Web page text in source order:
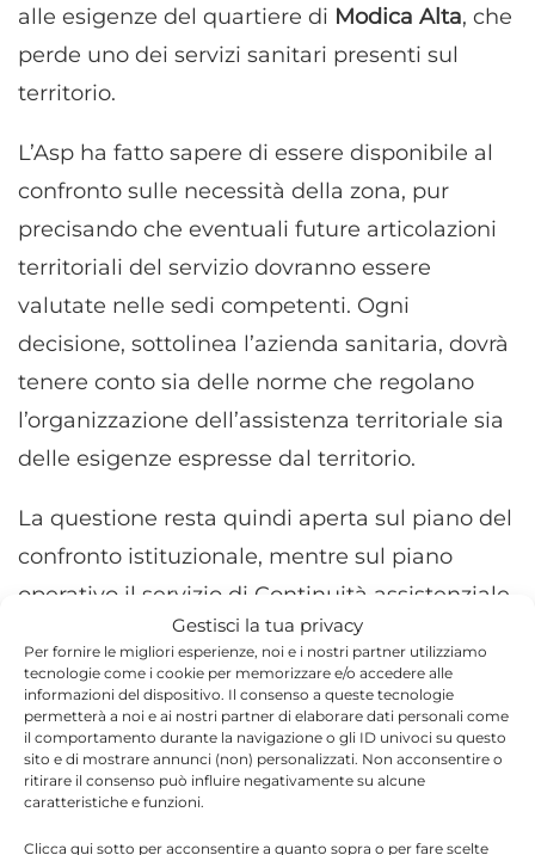
Gestisci la tua privacy
Per fornire le migliori esperienze, noi e i nostri partner utilizziamo
tecnologie come i cookie per memorizzare e/o accedere alle
informazioni del dispositivo. Il consenso a queste tecnologie
permetterà a noi e ai nostri partner di elaborare dati personali come
il comportamento durante la navigazione o gli ID univoci su questo
sito e di mostrare annunci (non) personalizzati. Non acconsentire o
ritirare il consenso può influire negativamente su alcune
caratteristiche e funzioni.
Clicca qui sotto per acconsentire a quanto sopra o per fare scelte
alle esigenze del quartiere di Modica Alta, che
perde uno dei servizi sanitari presenti sul
territorio.
L’Asp ha fatto sapere di essere disponibile al
confronto sulle necessità della zona, pur
precisando che eventuali future articolazioni
territoriali del servizio dovranno essere
valutate nelle sedi competenti. Ogni
decisione, sottolinea l’azienda sanitaria, dovrà
tenere conto sia delle norme che regolano
l’organizzazione dell’assistenza territoriale sia
delle esigenze espresse dal territorio.
La questione resta quindi aperta sul piano del
confronto istituzionale, mentre sul piano
operativo il servizio di Continuità assistenziale
continua a essere erogato nella nuova sede
della Casa della Comunità.